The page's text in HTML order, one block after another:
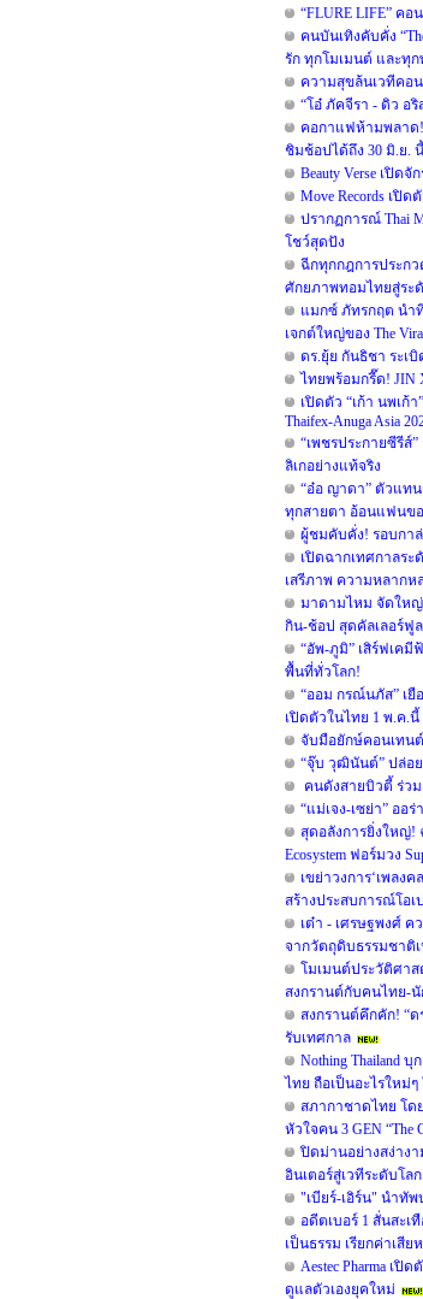
“FLURE LIFE” ค
คนบันเทิงคับคั่ง
รัก ทุกโมเมนต์ และทุ
ความสุขล้นเวทีคอ
“โอ๋ ภัคจีรา - ดิว อ
คอกาแฟห้ามพลาด!
ชิมช้อปได้ถึง 30 มิ.ย. นี้
Beauty Verse เปิด
Move Records เปิ
ปรากฏการณ์ Thai
โชว์สุดปัง
ฉีกทุกกฎการประกว
ศักยภาพทอมไทยสู่ระ
แมกซ์ ภัทรกฤต นำ
เจกต์ใหญ่ของ The
ดร.ยุ้ย กันธิชา ระเบิ
ไทยพร้อมกรี๊ด! JIN
เปิดตัว “เก้า นพเ
Thaifex-Anuga Asia
“เพชรประกายซีรีส์
ลิเกอย่างแท้จริง
“อ๋อ ญาดา” ตัวแท
ทุกสายตา อ้อนแฟนข
ผู้ชมคับคั่ง! รอบกาล่
เปิดฉากเทศกาลระ
เสรีภาพ ความหลากห
มาดามไหม จัดใหญ่!
กิน-ช้อป สุดคัลเลอร์ฟูล
“อัพ-ภูมิ” เสิร์ฟเคมี
พื้นที่ทั่วโลก!
“ออม กรณ์นภัส” เยื
เปิดตัวในไทย 1 พ.ค.นี้
จับมือยักษ์คอนเทนต์
“จุ๊บ วุฒินันต์” ปล่อย
คนดังสายบิวตี้ ร่วม
“แม่เจง-เซย่า” ออ
สุดอลังการยิ่งใหญ่!
Ecosystem ฟอร์มวง
เขย่าวงการ‘เพลงค
สร้างประสบการณ์โอเ
เต๋า - เศรษฐพงศ์
จากวัตถุดิบธรรมชาติ
โมเมนต์ประวัติศาส
สงกรานต์กับคนไทย-
สงกรานต์คึกคัก! “
รับเทศกาล
Nothing Thailand
ไทย ถือเป็นอะไรใหม่
สภากาชาดไทย โด
หัวใจคน 3 GEN “The
ปิดม่านอย่างสง่างา
อินเตอร์สู่เวทีระดับโลก
"เบียร์-เอิร์น" นำทัพ
อดีตเบอร์ 1 สั่นสะ
เป็นธรรม เรียกค่าเสี
Aestec Pharma เ
ดูแลตัวเองยุคใหม่